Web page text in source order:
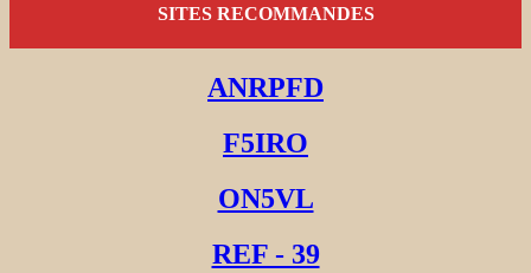
SITES RECOMMANDES
ANRPFD
F5IRO
ON5VL
REF - 39